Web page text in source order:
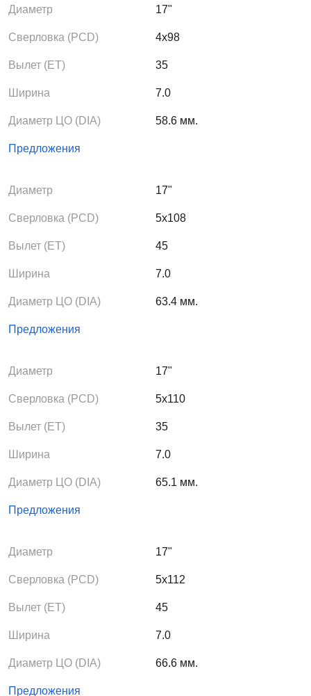
Диаметр 17"
Сверловка (PCD) 4x98
Вылет (ЕТ) 35
Ширина 7.0
Диаметр ЦО (DIA) 58.6 мм.
Предложения
Диаметр 17"
Сверловка (PCD) 5x108
Вылет (ЕТ) 45
Ширина 7.0
Диаметр ЦО (DIA) 63.4 мм.
Предложения
Диаметр 17"
Сверловка (PCD) 5x110
Вылет (ЕТ) 35
Ширина 7.0
Диаметр ЦО (DIA) 65.1 мм.
Предложения
Диаметр 17"
Сверловка (PCD) 5x112
Вылет (ЕТ) 45
Ширина 7.0
Диаметр ЦО (DIA) 66.6 мм.
Предложения